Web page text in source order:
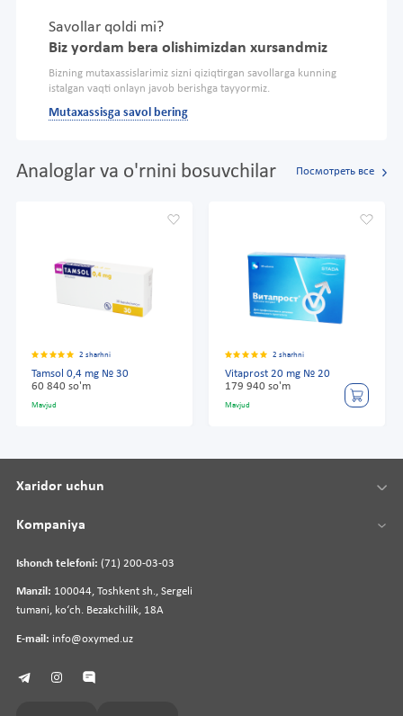
Savollar qoldi mi?
Biz yordam bera olishimizdan xursandmiz
Bizning mutaxassislarimiz sizni qiziqtirgan savollarga kunning
istalgan vaqti onlayn javob berishga tayyormiz.
Mutaxassisga savol bering
Analoglar va o'rnini bosuvchilar Посмотреть все
2 sharhni
Tamsol 0,4 mg № 30
60 840 so'm
Mavjud
2 sharhni
Vitaprost 20 mg № 20
179 940 so'm
Mavjud
Ishonch telefoni: (71) 200-03-03
Manzil: 100044, Toshkent sh., Sergeli
tumani, koʻch. Bezakchilik, 18A
E-mail: info@oxymed.uz
Xaridor uchun
Kompaniya